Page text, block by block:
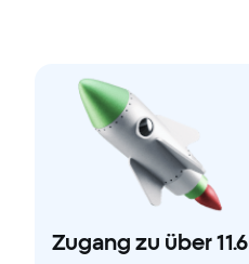
Zugang zu über